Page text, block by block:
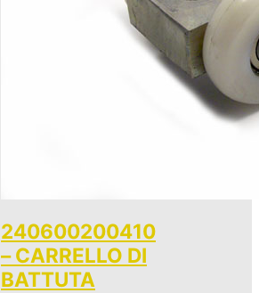
240600200410
– CARRELLO DI
BATTUTA